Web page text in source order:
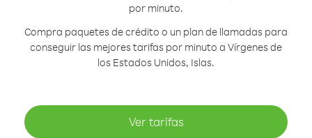
por minuto.
Compra paquetes de crédito o un plan de llamadas para
conseguir las mejores tarifas por minuto a Vírgenes de
los Estados Unidos, Islas.
Ver tarifas